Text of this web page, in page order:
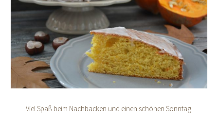
Viel Spaß beim Nachbacken und einen schönen Sonntag.